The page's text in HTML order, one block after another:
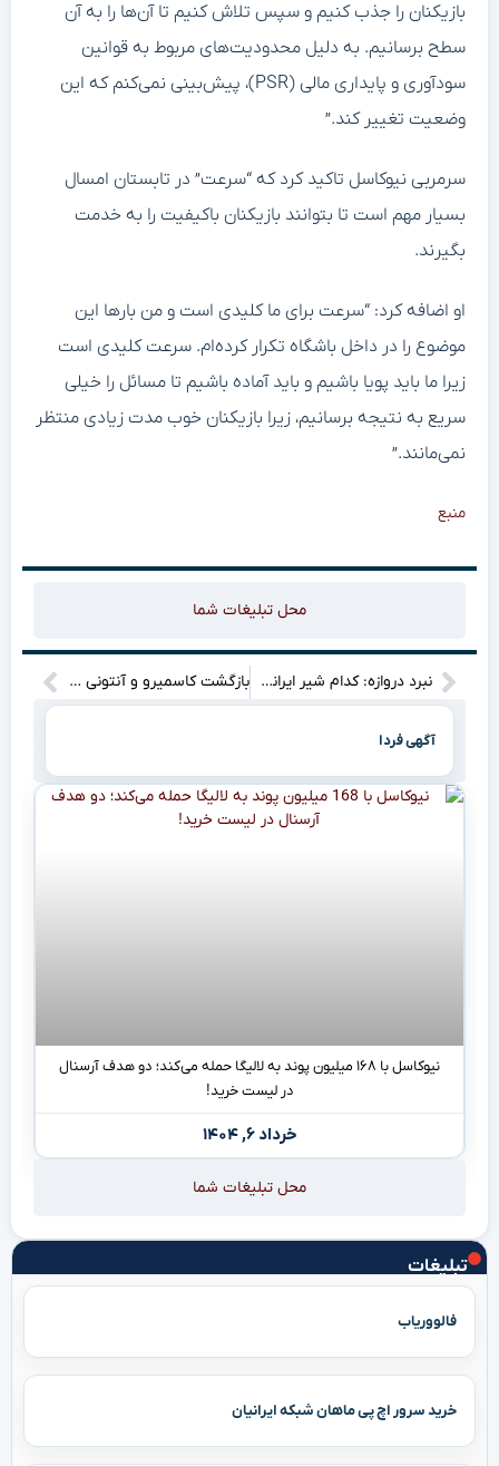
تبلیغات
فالووریاب
خرید سرور اچ پی ماهان شبکه ایرانیان
بازیکنان را جذب کنیم و سپس تلاش کنیم تا آن‌ها را به آن
سطح برسانیم. به دلیل محدودیت‌های مربوط به قوانین
سودآوری و پایداری مالی (PSR)، پیش‌بینی نمی‌کنم که این
وضعیت تغییر کند.”
سرمربی نیوکاسل تاکید کرد که “سرعت” در تابستان امسال
بسیار مهم است تا بتوانند بازیکنان باکیفیت را به خدمت
بگیرند.
او اضافه کرد: “سرعت برای ما کلیدی است و من بارها این
موضوع را در داخل باشگاه تکرار کرده‌ام. سرعت کلیدی است
زیرا ما باید پویا باشیم و باید آماده باشیم تا مسائل را خیلی
سریع به نتیجه برسانیم، زیرا بازیکنان خوب مدت زیادی منتظر
نمی‌مانند.”
منبع
محل تبلیغات شما
نبرد دروازه: کدام شیر ایرانی قفس توری را فتح می‌کند؟ (بیرانوند یا نیازمند؟)” بازگشت کاسمیرو و آنتونی به تیم ملی برزیل؛ آنچلوتی ترکیب جدیدش را معرفی کرد!
آگهی فردا
نیوکاسل با ۱۶۸ میلیون پوند به لالیگا حمله می‌کند؛ دو هدف آرسنال
در لیست خرید!
خرداد ۶, ۱۴۰۴
محل تبلیغات شما